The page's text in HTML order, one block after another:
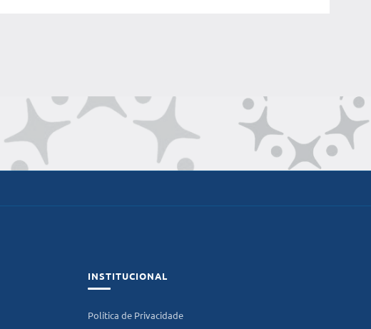
INSTITUCIONAL
Política de Privacidade